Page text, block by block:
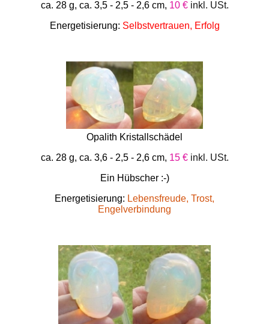
ca. 28 g, ca. 3,5 - 2,5 - 2,6 cm, 10 €inkl. USt.
Energetisierung: Selbstvertrauen, Erfolg
Opalith Kristallschädel
ca. 28 g, ca. 3,6 - 2,5 - 2,6 cm, 15 €inkl. USt.
Ein Hübscher :-)
Energetisierung: Lebensfreude, Trost,
Engelverbindung